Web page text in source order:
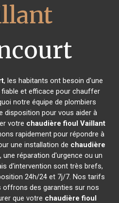
, les habitants ont besoin d'une
et efficace pour chauffer
notre équipe de plombiers
disposition pour vous aider à
votre chaudière fioul Vaillant
rapidement pour répondre à
une installation de chaudière
, une réparation d'urgence ou un
d'intervention sont très brefs,
24h/24 et 7j/7. Nos tarifs
des garanties sur nos
que votre chaudière fioul